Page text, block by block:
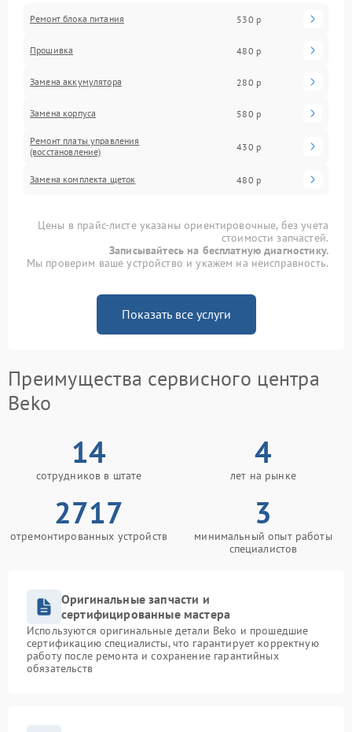
Ремонт блока питания 530 р
Прошивка 480 р
Замена аккумулятора 280 р
Замена корпуса 580 р
Ремонт платы управления
(восстановление)
430 р
Замена комплекта щеток 480 р
Цены в прайс-листе указаны ориентировочные, без учета
стоимости запчастей.
Записывайтесь на бесплатную диагностику.
Мы проверим ваше устройство и укажем на неисправность.
Показать все услуги
Преимущества сервисного центра
Beko
14
сотрудников в штате
4
лет на рынке
2717
отремонтированных устройств
3
минимальный опыт работы
специалистов
Оригинальные запчасти и
сертифицированные мастера
Используются оригинальные детали Beko и прошедшие
сертификацию специалисты, что гарантирует корректную
работу после ремонта и сохранение гарантийных
обязательств